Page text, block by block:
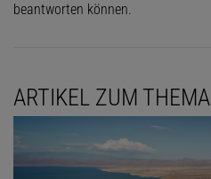
beantworten können.
ARTIKEL ZUM THEMA